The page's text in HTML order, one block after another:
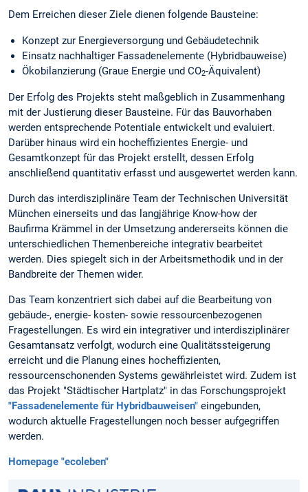
Dem Erreichen dieser Ziele dienen folgende Bausteine:
Konzept zur Energieversorgung und Gebäudetechnik
Einsatz nachhaltiger Fassadenelemente (Hybridbauweise)
Ökobilanzierung (Graue Energie und CO2-Äquivalent)
Der Erfolg des Projekts steht maßgeblich in Zusammenhang
mit der Justierung dieser Bausteine. Für das Bauvorhaben
werden entsprechende Potentiale entwickelt und evaluiert.
Darüber hinaus wird ein hocheffizientes Energie- und
Gesamtkonzept für das Projekt erstellt, dessen Erfolg
anschließend quantitativ erfasst und ausgewertet werden kann.
Durch das interdisziplinäre Team der Technischen Universität
München einerseits und das langjährige Know-how der
Baufirma Krämmel in der Umsetzung andererseits können die
unterschiedlichen Themenbereiche integrativ bearbeitet
werden. Dies spiegelt sich in der Arbeitsmethodik und in der
Bandbreite der Themen wider.
Das Team konzentriert sich dabei auf die Bearbeitung von
gebäude-, energie- kosten- sowie ressourcenbezogenen
Fragestellungen. Es wird ein integrativer und interdisziplinärer
Gesamtansatz verfolgt, wodurch eine Qualitätssteigerung
erreicht und die Planung eines hocheffizienten,
ressourcenschonenden Systems gewährleistet wird. Zudem ist
das Projekt "Städtischer Hartplatz" in das Forschungsprojekt
"Fassadenelemente für Hybridbauweisen" eingebunden,
wodurch aktuelle Fragestellungen noch besser aufgegriffen
werden.
Homepage "ecoleben"